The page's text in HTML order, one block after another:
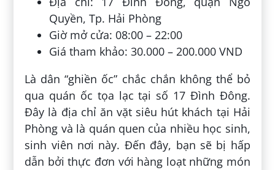
Quyền, Tp. Hải Phòng
Giờ mở cửa: 08:00 – 22:00
Giá tham khảo: 30.000 – 200.000 VND
Là dân “ghiền ốc” chắc chắn không thể bỏ
qua quán ốc tọa lạc tại số 17 Đình Đông.
Đây là địa chỉ ăn vặt siêu hút khách tại Hải
Phòng và là quán quen của nhiều học sinh,
sinh viên nơi này. Đến đây, bạn sẽ bị hấp
dẫn bởi thực đơn với hàng loạt những món